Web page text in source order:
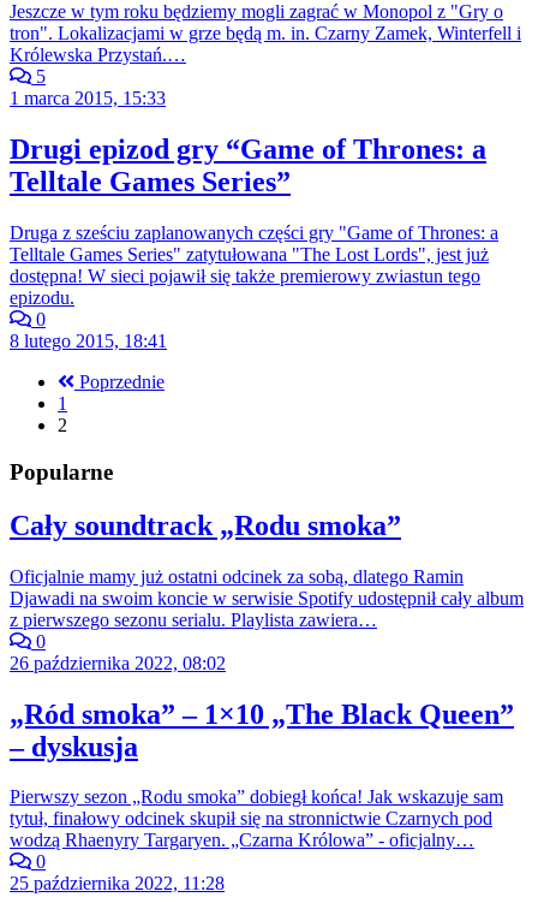
Jeszcze w tym roku będziemy mogli zagrać w Monopol z "Gry o
tron". Lokalizacjami w grze będą m. in. Czarny Zamek, Winterfell i
Królewska Przystań.…
5
1 marca 2015, 15:33
Drugi epizod gry “Game of Thrones: a
Telltale Games Series”
Druga z sześciu zaplanowanych części gry "Game of Thrones: a
Telltale Games Series" zatytułowana "The Lost Lords", jest już
dostępna! W sieci pojawił się także premierowy zwiastun tego
epizodu.
0
8 lutego 2015, 18:41
Poprzednie
1
2
Popularne
Cały soundtrack „Rodu smoka”
Oficjalnie mamy już ostatni odcinek za sobą, dlatego Ramin
Djawadi na swoim koncie w serwisie Spotify udostępnił cały album
z pierwszego sezonu serialu. Playlista zawiera…
0
26 października 2022, 08:02
„Ród smoka” – 1×10 „The Black Queen”
– dyskusja
Pierwszy sezon „Rodu smoka” dobiegł końca! Jak wskazuje sam
tytuł, finałowy odcinek skupił się na stronnictwie Czarnych pod
wodzą Rhaenyry Targaryen. „Czarna Królowa” - oficjalny…
0
25 października 2022, 11:28